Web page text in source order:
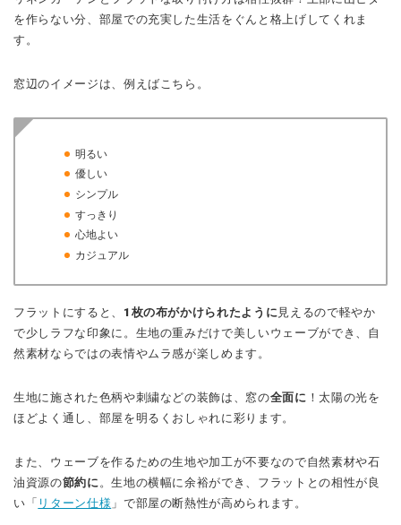
を作らない分、部屋での充実した生活をぐんと格上げしてくれま
す。
窓辺のイメージは、例えばこちら。
明るい
優しい
シンプル
すっきり
心地よい
カジュアル
フラットにすると、 1枚の布がかけられたように見えるので軽やか
で少しラフな印象に。生地の重みだけで美しいウェーブができ、自
然素材ならではの表情やムラ感が楽しめます。
生地に施された色柄や刺繍などの装飾は、窓の全面に ！太陽の光を
ほどよく通し、部屋を明るくおしゃれに彩ります。
また、ウェーブを作るための生地や加工が不要なので自然素材や石
油資源の節約に。生地の横幅に余裕ができ、フラットとの相性が良
い「 リターン仕様 」で部屋の断熱性が高められます。